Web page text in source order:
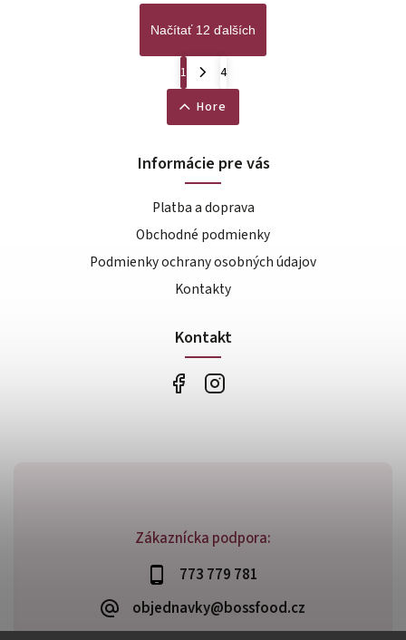
Načítať 12 ďalších
1
4
Hore
Zákaznícka podpora:
773 779 781
objednavky@bossfood.cz
Informácie pre vás
Platba a doprava
Obchodné podmienky
Podmienky ochrany osobných údajov
Kontakty
Kontakt